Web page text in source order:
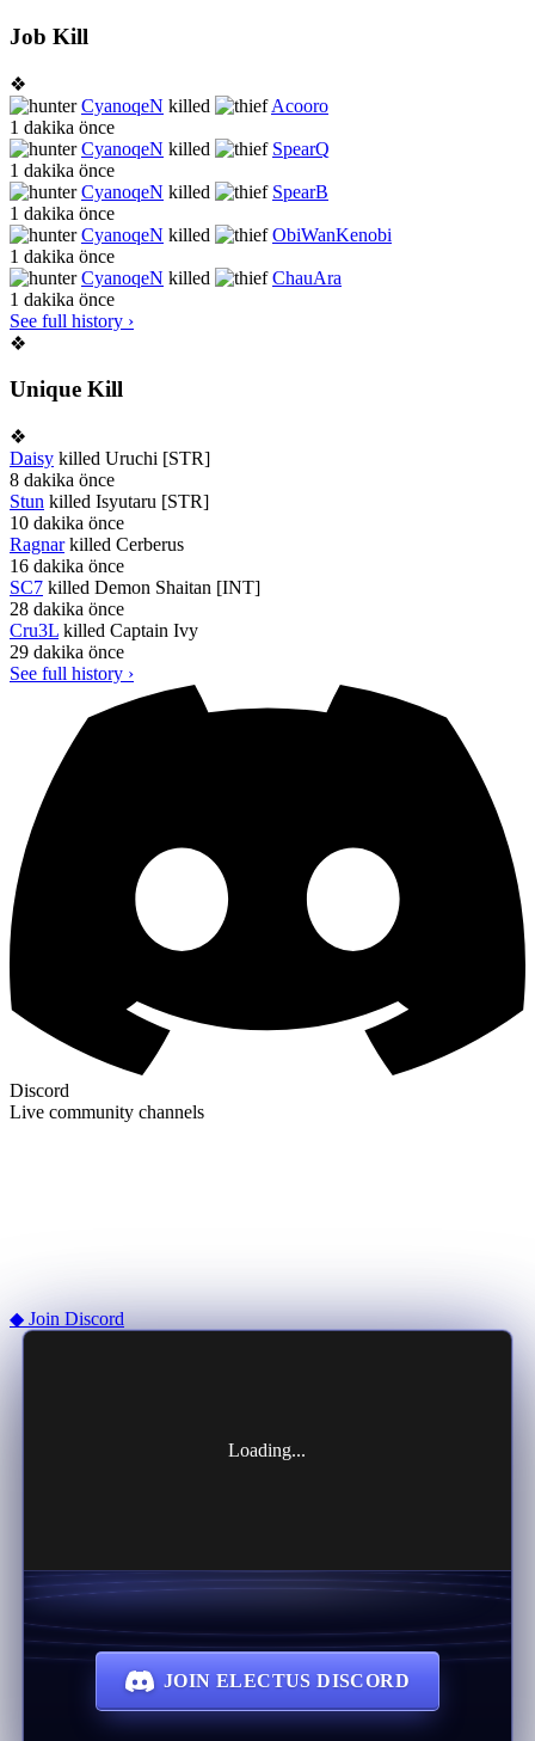
Job Kill
❖
CyanoqeN killed
Acooro
1 dakika önce
CyanoqeN killed
SpearQ
1 dakika önce
CyanoqeN killed
SpearB
1 dakika önce
CyanoqeN killed
ObiWanKenobi
1 dakika önce
CyanoqeN killed
ChauAra
1 dakika önce
See full history ›
❖
Unique Kill
❖
Daisy killed Uruchi [STR]
8 dakika önce
Stun killed Isyutaru [STR]
10 dakika önce
Ragnar killed Cerberus
16 dakika önce
SC7 killed Demon Shaitan [INT]
28 dakika önce
Cru3L killed Captain Ivy
29 dakika önce
See full history ›
Discord
Live community channels
◆ Join Discord
Loading...
JOIN ELECTUS DISCORD